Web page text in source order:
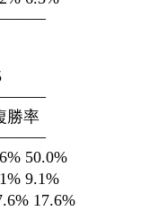
勝率
50.0%
9.1%
17.6%